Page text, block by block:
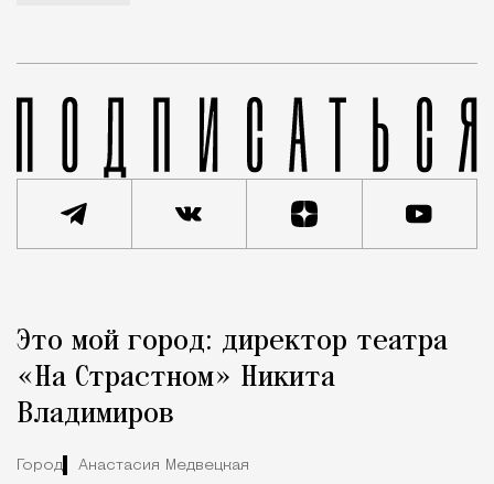
Город
Это мой город: директор театра
«На Страстном» Никита
Владимиров
Город Анастасия Медвецкая